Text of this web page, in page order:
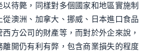
待斃，同樣對多個國家和地區實施制
從澳洲、加拿大、挪威、日本進口食品
方公司的財產等，而對於外企來說，
離開仍有利有弊，包含商業損失的程度